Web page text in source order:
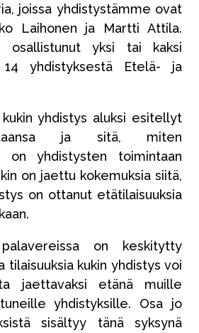
joissa yhdistystämme ovat
Laihonen ja Martti Attila.
osallistunut yksi tai kaksi
14 yhdistyksestä Etelä- ja
yhdistys aluksi esitellyt
ja sitä, miten
on yhdistysten toimintaan
on jaettu kokemuksia siitä,
on ottanut etätilaisuuksia
palavereissa on keskitytty
tilaisuuksia kukin yhdistys voi
jaettavaksi etänä muille
yhdistyksille. Osa jo
sisältyy tänä syksynä